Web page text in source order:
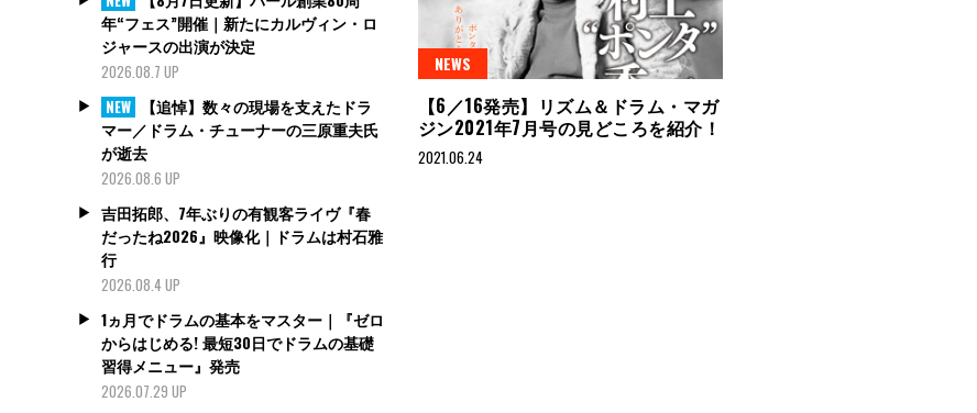
NEWS
【6／16発売】リズム＆ドラム・マガ
ジン2021年7月号の見どころを紹介！
2021.06.24
年“フェス”開催｜新たにカルヴィン・ロ
ジャースの出演が決定
2026.08.7 UP
NEW
【追悼】数々の現場を支えたドラ
マー／ドラム・チューナーの三原重夫氏
が逝去
2026.08.6 UP
吉田拓郎、7年ぶりの有観客ライヴ『春
だったね2026』映像化｜ドラムは村石雅
行
2026.08.4 UP
1ヵ月でドラムの基本をマスター｜『ゼロ
からはじめる! 最短30日でドラムの基礎
習得メニュー』発売
2026.07.29 UP